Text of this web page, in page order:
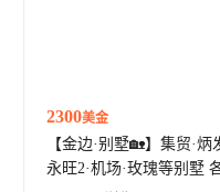
2300美金
【金边·别墅🏡】集贸·炳
永旺2·机场·玫瑰等别墅